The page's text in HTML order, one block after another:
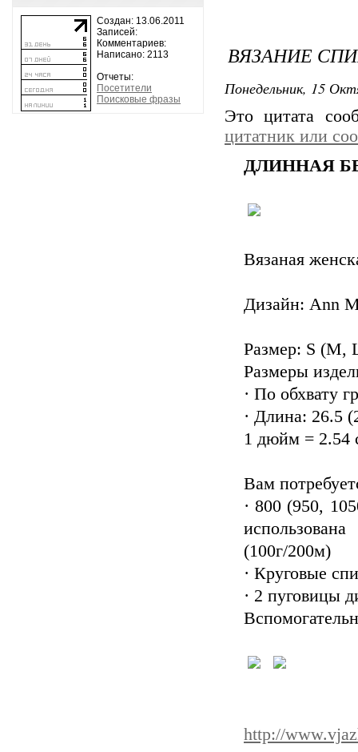
Создан: 13.06.2011
Записей:
Комментариев:
Написано: 2113
Отчеты:
Посетители
Поисковые фразы
ВЯЗАНИЕ
Понедельник, 15
Это цитата
цитатник или
ДЛИННАЯ
Вязаная
Дизайн: Ann
Размер: S (M,
Размеры
· По обхвату
· Длина: 26.5
1 дюйм = 2.54
Вам
· 800 (950,
(100г/200м)
· Круговые
· 2 пуговицы
http://